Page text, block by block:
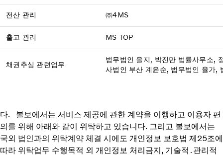
전산 관리 ㈜4MS
출고 관리 MS-TOP
채권추심 관련업무
법무법인 을지, 박진만 법률사무소,
사법인 부산 계윤순, 법무법인 율가,
다. 볼보에서는 서비스 제공에 관한 계약을 이행하고 이용자 편
의를 위해 아래와 같이 위탁하고 있습니다. 그리고 볼보에서는
국외 법인과의 위탁계약 체결 시에도 개인정보 보호법 제25조에
따라 위탁업무 수행목적 외 개인정보 처리금지, 기술적․관리적